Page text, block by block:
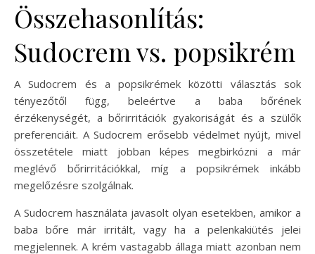
Összehasonlítás:
Sudocrem vs. popsikrém
A Sudocrem és a popsikrémek közötti választás sok
tényezőtől függ, beleértve a baba bőrének
érzékenységét, a bőrirritációk gyakoriságát és a szülők
preferenciáit. A Sudocrem erősebb védelmet nyújt, mivel
összetétele miatt jobban képes megbirkózni a már
meglévő bőrirritációkkal, míg a popsikrémek inkább
megelőzésre szolgálnak.
A Sudocrem használata javasolt olyan esetekben, amikor a
baba bőre már irritált, vagy ha a pelenkakiütés jelei
megjelennek. A krém vastagabb állaga miatt azonban nem